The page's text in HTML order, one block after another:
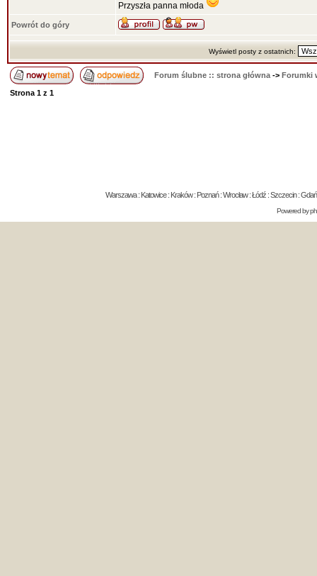
Przyszła panna młoda
Powrót do góry
Wyświetl posty z ostatnich:
Forum ślubne :: strona główna -> Forumki
Strona 1 z 1
Warszawa : Katowice : Kraków : Poznań : Wrocław : Łódź : Szczecin :
Powered by